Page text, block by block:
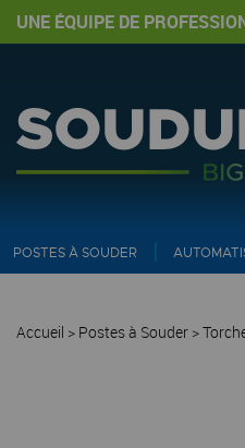
UNE ÉQUIPE DE
POSTES À SOUDER
Accueil > Postes à Souder >